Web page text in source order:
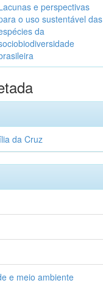
e perspectivas
o uso sustentável das
da
da Cruz
e meio ambiente